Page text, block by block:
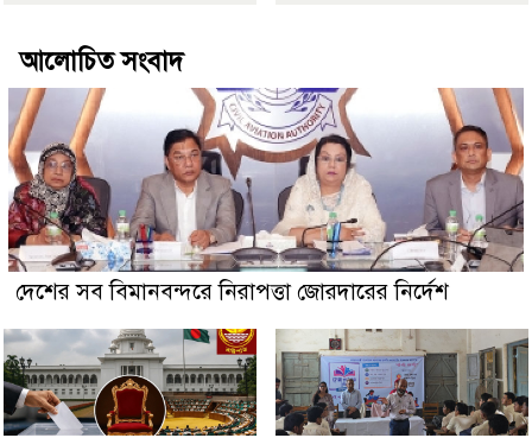
আলোচিত সংবাদ
দেশের সব বিমানবন্দরে নিরাপত্তা জোরদারের নির্দেশ